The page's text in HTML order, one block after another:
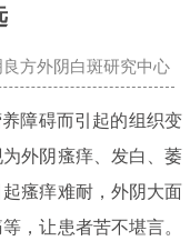
方外阴白斑研究中心
障碍而引起的组织变
外阴瘙痒、发白、萎
瘙痒难耐，外阴大面
，让患者苦不堪言。